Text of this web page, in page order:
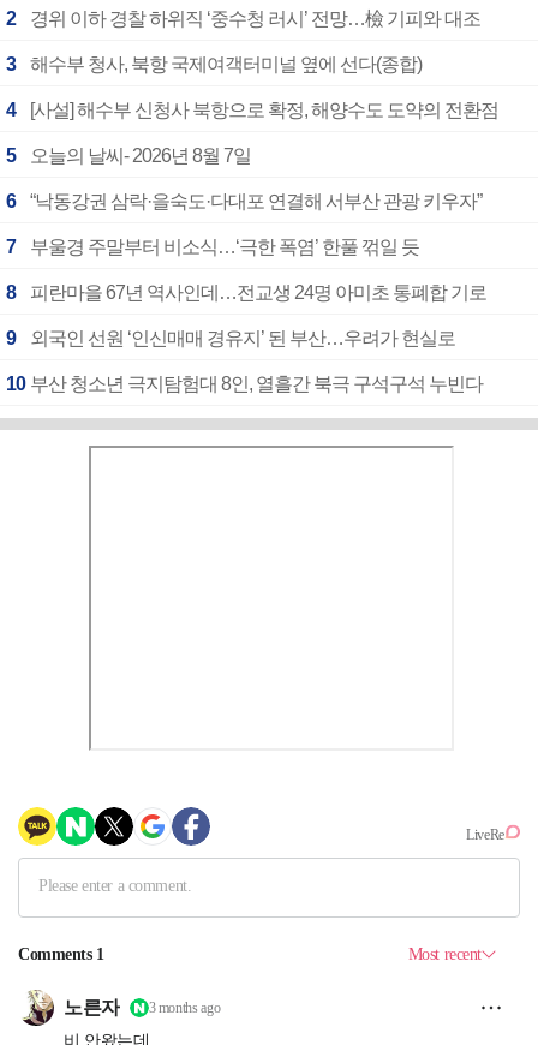
2 경위 이하 경찰 하위직 ‘중수청 러시’ 전망…檢 기피와 대조
3 해수부 청사, 북항 국제여객터미널 옆에 선다(종합)
4 [사설] 해수부 신청사 북항으로 확정, 해양수도 도약의 전환점
5 오늘의 날씨- 2026년 8월 7일
6 “낙동강권 삼락·을숙도·다대포 연결해 서부산 관광 키우자”
7 부울경 주말부터 비소식…‘극한 폭염’ 한풀 꺾일 듯
8 피란마을 67년 역사인데…전교생 24명 아미초 통폐합 기로
9 외국인 선원 ‘인신매매 경유지’ 된 부산…우려가 현실로
10 부산 청소년 극지탐험대 8인, 열흘간 북극 구석구석 누빈다